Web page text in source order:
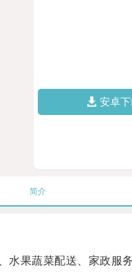
安卓
简介
果蔬菜配送、家政服务